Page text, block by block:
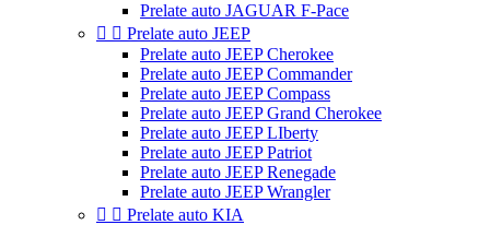
Prelate auto JAGUAR F-Pace
  Prelate auto JEEP
Prelate auto JEEP Cherokee
Prelate auto JEEP Commander
Prelate auto JEEP Compass
Prelate auto JEEP Grand Cherokee
Prelate auto JEEP LIberty
Prelate auto JEEP Patriot
Prelate auto JEEP Renegade
Prelate auto JEEP Wrangler
  Prelate auto KIA